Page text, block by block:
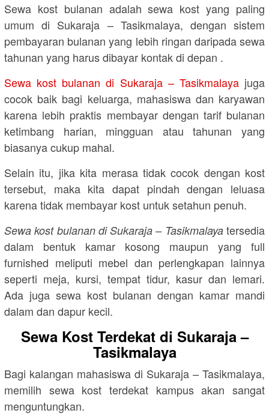
Sewa kost bulanan adalah sewa kost yang paling
umum di Sukaraja – Tasikmalaya, dengan sistem
pembayaran bulanan yang lebih ringan daripada sewa
tahunan yang harus dibayar kontak di depan .
Sewa kost bulanan di Sukaraja – Tasikmalayajuga
cocok baik bagi keluarga, mahasiswa dan karyawan
karena lebih praktis membayar dengan tarif bulanan
ketimbang harian, mingguan atau tahunan yang
biasanya cukup mahal.
Selain itu, jika kita merasa tidak cocok dengan kost
tersebut, maka kita dapat pindah dengan leluasa
karena tidak membayar kost untuk setahun penuh.
Sewa kost bulanan di Sukaraja – Tasikmalayatersedia
dalam bentuk kamar kosong maupun yang full
furnished meliputi mebel dan perlengkapan lainnya
seperti meja, kursi, tempat tidur, kasur dan lemari.
Ada juga sewa kost bulanan dengan kamar mandi
dalam dan dapur kecil.
Sewa Kost Terdekat di Sukaraja –
Tasikmalaya
Bagi kalangan mahasiswa di Sukaraja – Tasikmalaya,
memilih sewa kost terdekat kampus akan sangat
menguntungkan.